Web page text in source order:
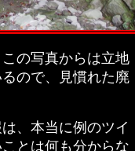
の写真からは立地
ので、見慣れた廃
、本当に例のツイ
とは何も分からな